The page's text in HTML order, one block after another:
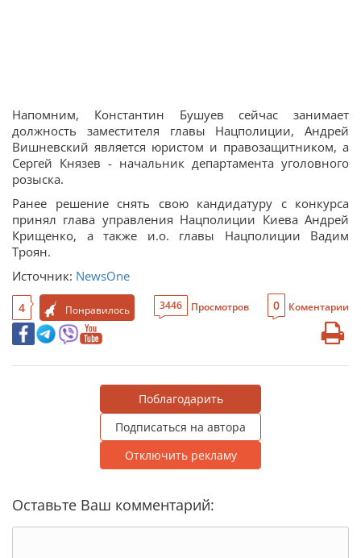
Напомним, Константин Бушуев сейчас занимает
должность заместителя главы Нацполиции, Андрей
Вишневский является юристом и правозащитником, а
Сергей Князев - начальник департамента уголовного
розыска.
Ранее решение снять свою кандидатуру с конкурса
принял глава управления Нацполиции Киева Андрей
Крищенко, а также и.о. главы Нацполиции Вадим
Троян.
Источник: NewsOne
4 Понравилось 3446 Просмотров 0 Коментарии
Поблагодарить
Подписаться на автора
Отключить рекламу
Оставьте Ваш комментарий: